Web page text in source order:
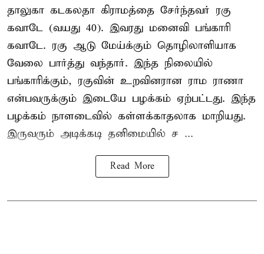
தாலுகா கடகலதா கிராமத்தை சேர்ந்தவர் ரகு
கவாடே (வயது 40). இவரது மனைவி பங்காரி
கவாடே. ரகு ஆடு மேய்க்கும் தொழிலாளியாக
வேலை பார்த்து வந்தார். இந்த நிலையில்
பங்காரிக்கும், ரகுவின் உறவினரான ராம ராணா
என்பவருக்கும் இடையே பழக்கம் ஏற்பட்டது. இந்த
பழக்கம் நாளடைவில் கள்ளக்காதலாக மாறியது.
இருவரும் அடிக்கடி தனிமையில் ச ...
Read More